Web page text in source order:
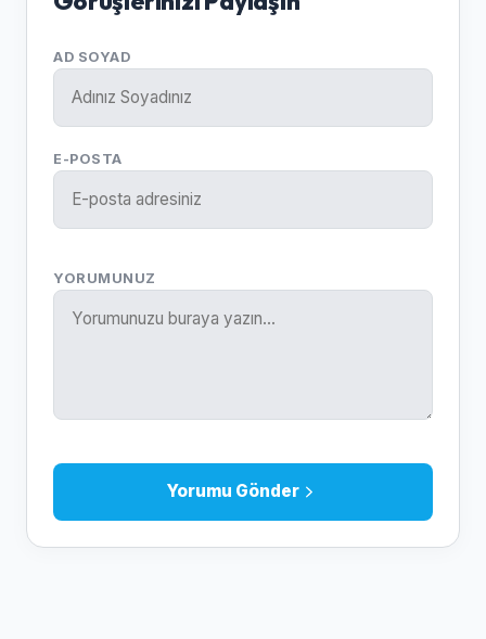
AD SOYAD
E-POSTA
YORUMUNUZ
Yorumu Gönder